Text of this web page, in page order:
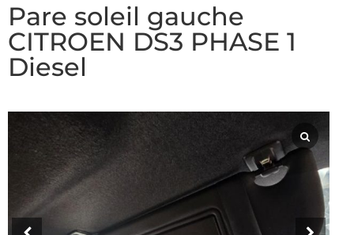
Pare soleil gauche
CITROEN DS3 PHASE 1
Diesel